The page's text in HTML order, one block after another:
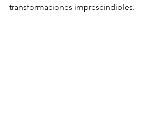
transformaciones imprescindibles.